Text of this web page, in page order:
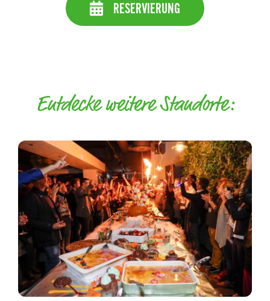
RESERVIERUNG
Entdecke weitere Standorte: